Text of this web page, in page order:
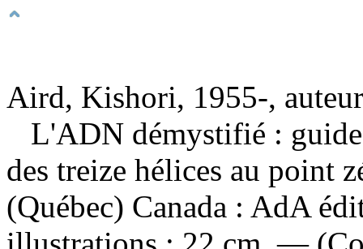
Aird, Kishori, 1955-, auteur
L'ADN démystifié :
des treize hélices au point
(Québec) Canada : AdA